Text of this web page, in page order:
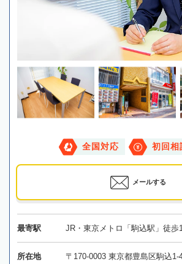
全国対応 初回相
メールする
最寄駅 JR・東京メトロ「駒込駅」徒歩
所在地
〒170-0003 東京都豊島区駒込1-